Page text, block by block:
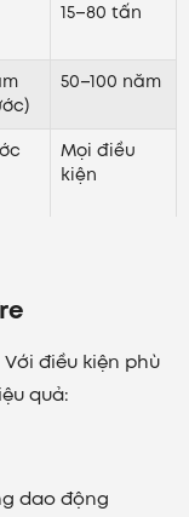
15–80 tấn
50–100 năm
Mọi điều
kiện
lên
điều kiện phù
quả:
dao động